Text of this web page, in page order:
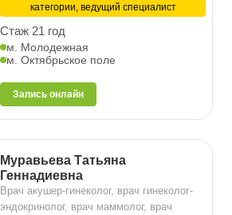
категории, ведущий специалист
Стаж 21 год
м. Молодежная
м. Октябрьское поле
Запись онлайн
Муравьева Татьяна
Геннадиевна
Врач акушер-гинеколог, врач гинеколог-
эндокринолог, врач маммолог, врач